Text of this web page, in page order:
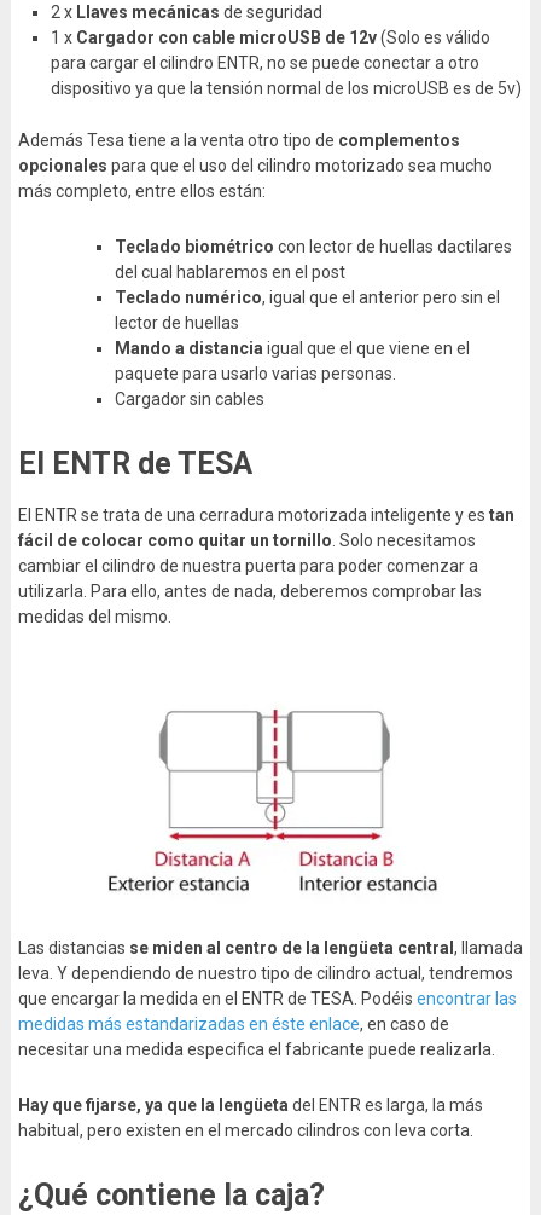
2 x Llaves mecánicas de seguridad
1 x Cargador con cable microUSB de 12v(Solo es válido
para cargar el cilindro ENTR, no se puede conectar a otro
dispositivo ya que la tensión normal de los microUSB es de 5v)
Además Tesa tiene a la venta otro tipo de complementos
opcionales para que el uso del cilindro motorizado sea mucho
más completo, entre ellos están:
Teclado biométrico con lector de huellas dactilares
del cual hablaremos en el post
Teclado numérico, igual que el anterior pero sin el
lector de huellas
Mando a distancia igual que el que viene en el
paquete para usarlo varias personas.
Cargador sin cables
El ENTR de TESA
El ENTR se trata de una cerradura motorizada inteligente y es tan
fácil de colocar como quitar un tornillo . Solo necesitamos
cambiar el cilindro de nuestra puerta para poder comenzar a
utilizarla. Para ello, antes de nada, deberemos comprobar las
medidas del mismo.
Las distancias se miden al centro de la lengüeta central , llamada
leva. Y dependiendo de nuestro tipo de cilindro actual, tendremos
que encargar la medida en el ENTR de TESA. Podéis encontrar las
medidas más estandarizadas en éste enlace, en caso de
necesitar una medida especifica el fabricante puede realizarla.
Hay que fijarse, ya que la lengüeta del ENTR es larga, la más
habitual, pero existen en el mercado cilindros con leva corta.
¿Qué contiene la caja?